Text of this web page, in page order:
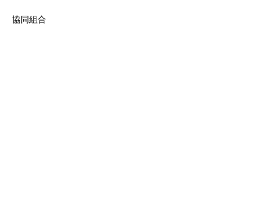
協同組合